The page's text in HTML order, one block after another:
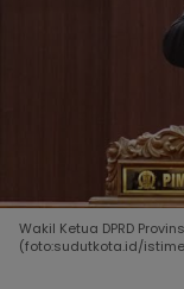
Wakil Ketua DPRD
(foto:sudutkota.id/